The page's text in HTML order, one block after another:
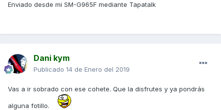
Enviado desde mi SM-G965F mediante Tapatalk
Dani kym
Publicado 14 de Enero del 2019
Vas a ir sobrado con ese cohete. Que la disfrutes y ya pondrás
alguna fotillo.